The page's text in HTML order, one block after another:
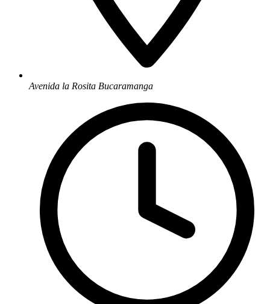
Avenida la Rosita Bucaramanga